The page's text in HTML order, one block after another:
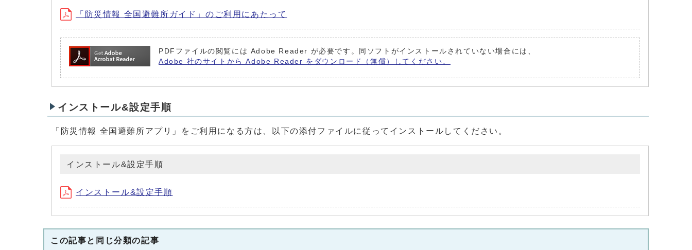
「防災情報 全国避難所ガイド」のご利用にあたって
PDFファイルの閲覧には Adobe Reader が必要です。同ソフトがインストールされていない場合には、
Adobe 社のサイトから Adobe Reader をダウンロード（無償）してください。
インストール&設定手順
「防災情報 全国避難所アプリ」をご利用になる方は、以下の添付ファイルに従ってインストールしてください。
インストール&設定手順
インストール&設定手順
この記事と同じ分類の記事